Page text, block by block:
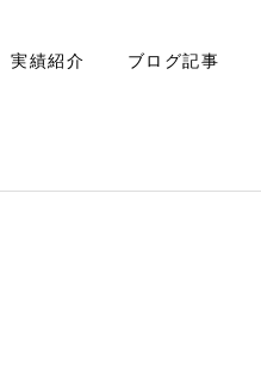
実績紹介 ブログ記事